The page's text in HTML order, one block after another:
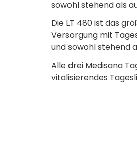
sowohl stehend als
Die LT 480 ist das
Versorgung mit
und sowohl stehend
Alle drei Medisana
vitalisierendes